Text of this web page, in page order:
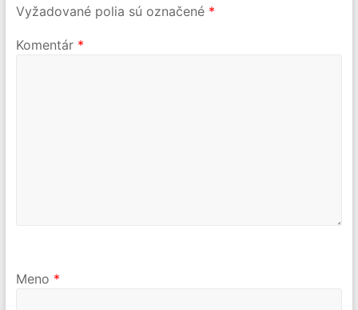
Vyžadované polia sú označené *
Komentár *
Meno *